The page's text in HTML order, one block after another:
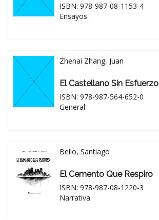
ISBN: 978-987-08-1153-4
Ensayos
Zhenai Zhang, Juan
El Castellano Sin Esfuerzo
ISBN: 978-987-564-652-0
General
Bello, Santiago
El Cemento Que Respiro
ISBN: 978-987-08-1220-3
Narrativa